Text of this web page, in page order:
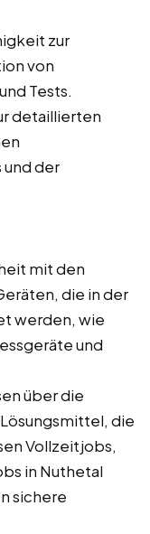
zur
von
Tests.
detaillierten
und der
mit den
die in der
werden, wie
und
über die
die
Vollzeitjobs,
in Nuthetal
sichere